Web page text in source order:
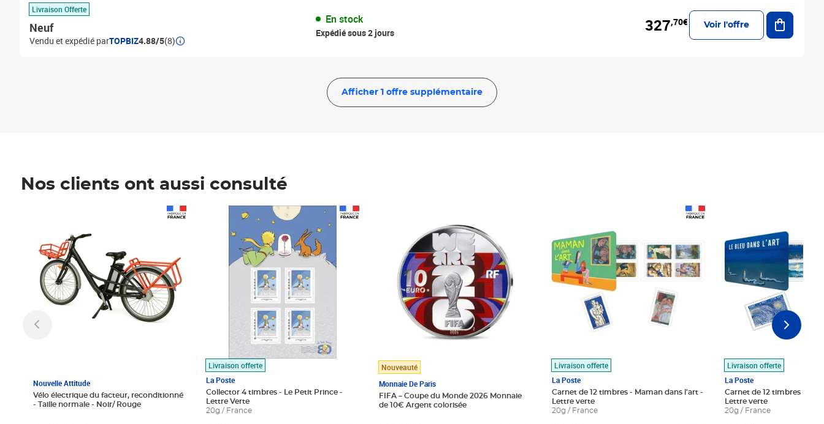
Livraison Offerte
Neuf
Vendu et expédié parTOPBIZ4.88/5(8)
En stock
Expédié sous 2 jours 327,70€ Voir l'offre
Ajouter
Afficher 1 offre supplémentaire
Nos clients ont aussi consulté
Nouvelle Attitude
Vélo électrique du facteur, reconditionné
- Taille normale - Noir/ Rouge
Livraison offerte
La Poste
Collector 4 timbres - Le Petit Prince -
Lettre Verte
20g / France
Prix 7,50€
Nouveauté
Monnaie De Paris
FIFA – Coupe du Monde 2026 Monnaie
de 10€ Argent colorisée
Livraison offerte
La Poste
Carnet de 12 timbres - Maman dans l'art -
Lettre verte
20g / France
Livraison offerte
La Poste
Carnet de 12 timbres - Le
Lettre verte
20g / France